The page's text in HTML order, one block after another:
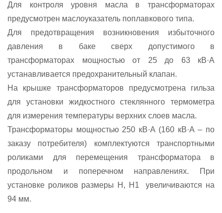
Для контроля уровня масла в трансформаторах
предусмотрен маслоуказатель поплавкового типа.
Для предотвращения возникновения избыточного
давления в баке сверх допустимого в
трансформаторах мощностью от 25 до 63 кВ·А
устанавливается предохранительный клапан.
На крышке трансформаторов предусмотрена гильза
для установки жидкостного стеклянного термометра
для измерения температуры верхних слоев масла.
Трансформаторы мощностью 250 кВ·А (160 кВ·А – по
заказу потребителя) комплектуются транспортными
роликами для перемещения трансформатора в
продольном и поперечном направлениях. При
установке роликов размеры Н, Н1 увеличиваются на
94 мм.